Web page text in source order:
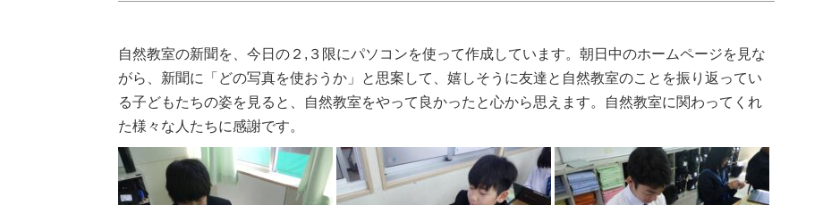
自然教室の新聞を、今日の２,３限にパソコンを使って作成しています。朝日中のホームページを見な
がら、新聞に「どの写真を使おうか」と思案して、嬉しそうに友達と自然教室のことを振り返ってい
る子どもたちの姿を見ると、自然教室をやって良かったと心から思えます。自然教室に関わってくれ
た様々な人たちに感謝です。